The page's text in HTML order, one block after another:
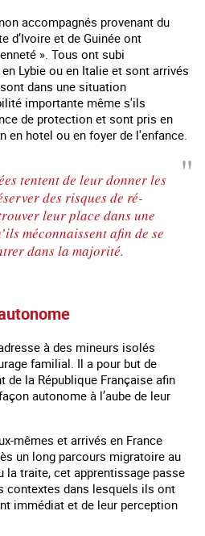
accompagnés provenant du
d’Ivoire et de Guinée ont
». Tous ont subi
Lybie ou en Italie et sont arrivés
dans une situation
importante même s'ils
de protection et sont pris en
en hotel ou en foyer de l'enfance.
tentent de leur donner les
des risques de ré-
leur place dans une
méconnaissent afin de se
dans la majorité.
à des mineurs isolés
familial. Il a pour but de
de la République Française afin
autonome à l’aube de leur
mêmes et arrivés en France
un long parcours migratoire au
traite, cet apprentissage passe
contextes dans lesquels ils ont
immédiat et de leur perception